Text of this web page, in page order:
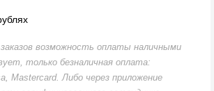
возможность оплаты наличными
только безналичная оплата:
Mastercard. Либо через приложение